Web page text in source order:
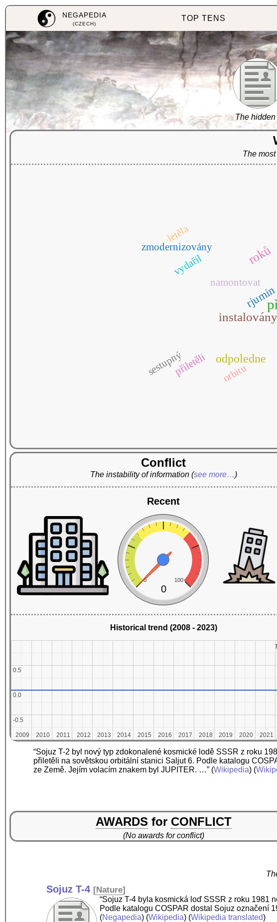
NEGAPEDIA
(CZECH)
TOP TENS
The
The
instalovány
roků
odpoledne
rjumin
namontovat
přiletěli
sestupný
vydařil
zmodernizovány
letěla
orbitu
Conflict
The instability of information (see more…)
Recent
0 100
0
Historical trend (2008 - 2023)
2009
2009 2010
2010 2011
2011 2012
2012 2013
2013 2014
2014 2015
2015 2016
2016 2017
2017 2018
2018 2019
2019 2020
2020 2021
2021
-0.5
-0.5
0.0
0.0
0.5
0.5
“Sojuz T-2 byl nový typ zdokonalené kosmické lodě SSSR z roku
přiletěli na sovětskou orbitální stanici Saljut 6. Podle katalogu
ze Země. Jejím volacím znakem byl JUPITER. …” (Wikipedia) (
AWARDS for CONFLICT
(No awards for conflict)
Sojuz T-4 [Nature]
“Sojuz T-4 byla kosmická loď SSSR z roku 1981
Podle katalogu COSPAR dostal Sojuz označení
(Negapedia) (Wikipedia) (Wikipedia translated)